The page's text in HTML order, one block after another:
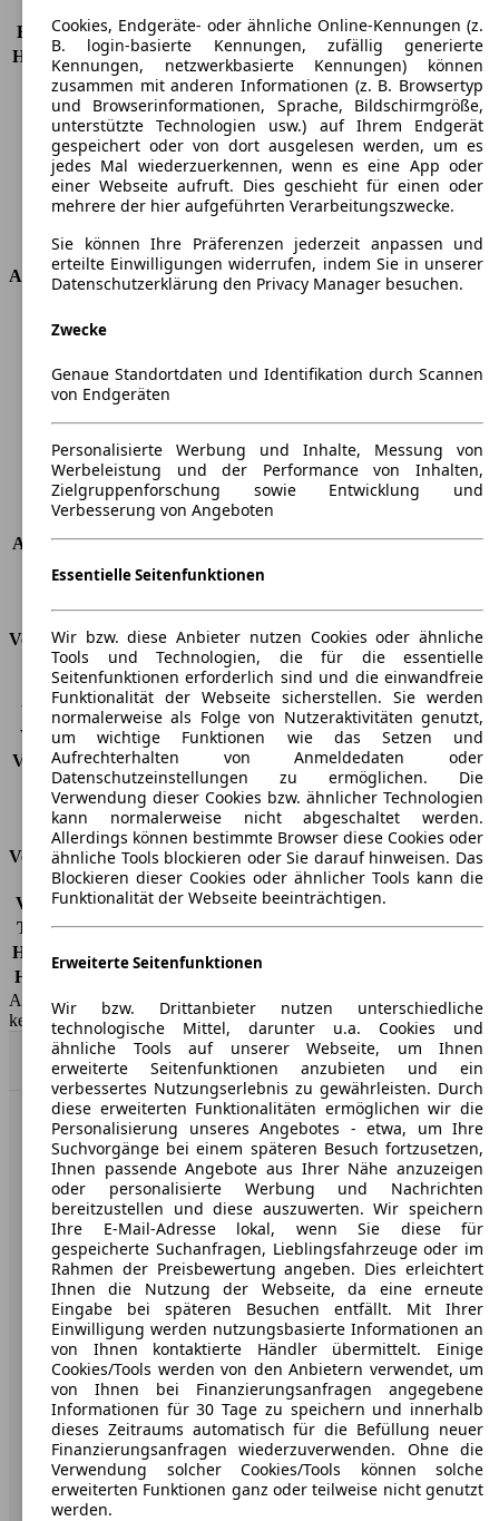
Beschleunigung (0-100 km/h)
3,7s
Höchstgeschwindigkeit (km/h) 324 km/h
Anzahl der Gänge
7
Drehmoment
540 nm
Hubraum
5204 ccm
Kraftstoff
Benzin
Zylinder
10
Getriebe
Automatik
Abmessungen
Länge
Breite
1940 mm
Radstand
Maximalgewicht
-
Max. Zuladung
-
Türen
2
Sitze
2
Dachlast
-
Anhängelast (ungebremst) -
Anhängelast (gebremst)
-
Verbrauch
CO2 Emissionen*
300 g/km (komb.)
Verbrauch (Stadt)
20,2 l/100km
Verbrauch (Land)
8,9 l/100km
Verbrauch (komb.)* 13,1 l/100km
Schadstoffklasse
EU6d
Tankinhalt
83 l
Versicherungsklassen
Vollkasko -
Teilkasko -
Haftpflicht
HSN/TSN
AutoScout24 GmbH übernimmt für die Richtigkeit der Angaben
keine Gewähr.
Nach Oben
AutoScout24: Europaweit der größte Online-Automarkt.
Unternehmen
Über AutoScout24
Presse
Karriere
Werbung
AGB
Datenschutz
Impressum
Erklärung zur Barrierefreiheit
Cookies, Endgeräte- oder ähnliche Online-Kennungen (z.
B. login-basierte Kennungen, zufällig generierte
Kennungen, netzwerkbasierte Kennungen) können
zusammen mit anderen Informationen (z. B. Browsertyp
und Browserinformationen, Sprache, Bildschirmgröße,
unterstützte Technologien usw.) auf Ihrem Endgerät
gespeichert oder von dort ausgelesen werden, um es
jedes Mal wiederzuerkennen, wenn es eine App oder
einer Webseite aufruft. Dies geschieht für einen oder
mehrere der hier aufgeführten Verarbeitungszwecke.
Sie können Ihre Präferenzen jederzeit anpassen und
erteilte Einwilligungen widerrufen, indem Sie in unserer
Datenschutzerklärung den Privacy Manager besuchen.
Zwecke
Genaue Standortdaten und Identifikation durch Scannen
von Endgeräten
Personalisierte Werbung und Inhalte, Messung von
Werbeleistung und der Performance von Inhalten,
Zielgruppenforschung sowie Entwicklung und
Verbesserung von Angeboten
Essentielle Seitenfunktionen
Wir bzw. diese Anbieter nutzen Cookies oder ähnliche
Tools und Technologien, die für die essentielle
Seitenfunktionen erforderlich sind und die einwandfreie
Funktionalität der Webseite sicherstellen. Sie werden
normalerweise als Folge von Nutzeraktivitäten genutzt,
um wichtige Funktionen wie das Setzen und
Aufrechterhalten von Anmeldedaten oder
Datenschutzeinstellungen zu ermöglichen. Die
Verwendung dieser Cookies bzw. ähnlicher Technologien
kann normalerweise nicht abgeschaltet werden.
Allerdings können bestimmte Browser diese Cookies oder
ähnliche Tools blockieren oder Sie darauf hinweisen. Das
Blockieren dieser Cookies oder ähnlicher Tools kann die
Funktionalität der Webseite beeinträchtigen.
Erweiterte Seitenfunktionen
Wir bzw. Drittanbieter nutzen unterschiedliche
technologische Mittel, darunter u.a. Cookies und
ähnliche Tools auf unserer Webseite, um Ihnen
erweiterte Seitenfunktionen anzubieten und ein
verbessertes Nutzungserlebnis zu gewährleisten. Durch
diese erweiterten Funktionalitäten ermöglichen wir die
Personalisierung unseres Angebotes - etwa, um Ihre
Suchvorgänge bei einem späteren Besuch fortzusetzen,
Ihnen passende Angebote aus Ihrer Nähe anzuzeigen
oder personalisierte Werbung und Nachrichten
bereitzustellen und diese auszuwerten. Wir speichern
Ihre E-Mail-Adresse lokal, wenn Sie diese für
gespeicherte Suchanfragen, Lieblingsfahrzeuge oder im
Rahmen der Preisbewertung angeben. Dies erleichtert
Ihnen die Nutzung der Webseite, da eine erneute
Eingabe bei späteren Besuchen entfällt. Mit Ihrer
Einwilligung werden nutzungsbasierte Informationen an
von Ihnen kontaktierte Händler übermittelt. Einige
Cookies/Tools werden von den Anbietern verwendet, um
von Ihnen bei Finanzierungsanfragen angegebene
Informationen für 30 Tage zu speichern und innerhalb
dieses Zeitraums automatisch für die Befüllung neuer
Finanzierungsanfragen wiederzuverwenden. Ohne die
Verwendung solcher Cookies/Tools können solche
erweiterten Funktionen ganz oder teilweise nicht genutzt
werden.